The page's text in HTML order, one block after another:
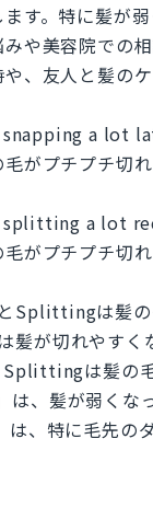
す。特に髪が
みや美容院での
、友人と髪の
a lot
がプチプチ切れ
splitting a lot
がプチプチ切れ
Splittingは髪の
髪が切れやすく
Splittingは髪の
は、髪が弱くな
、特に毛先のダ